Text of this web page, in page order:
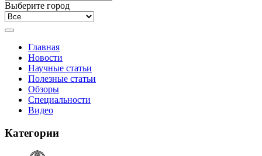
Выберите город
Главная
Новости
Научные статьи
Полезные статьи
Обзоры
Специальности
Видео
Категории